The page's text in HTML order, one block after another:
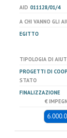
AID 011128/01/4
A CHI VANNO GLI
EGITTO
TIPOLOGIA DI
PROGETTI DI
STATO
FINALIZZAZIONE
€